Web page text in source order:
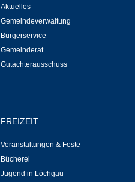
Aktuelles
Gemeindeverwaltung
Bürgerservice
Gemeinderat
Gutachterausschuss
FREIZEIT
Veranstaltungen & Feste
Bücherei
Jugend in Löchgau